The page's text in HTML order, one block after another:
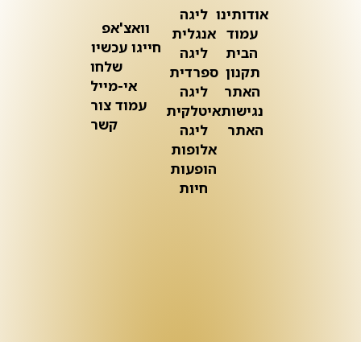
אודותינו
עמוד
הבית
תקנון
האתר
נגישות
האתר
ליגה
אנגלית
ליגה
ספרדית
ליגה
איטלקית
ליגה
אלופות
הופעות
חיות
וואצ'אפ
חייגו עכשיו
שלחו
אי-מייל
עמוד צור
קשר